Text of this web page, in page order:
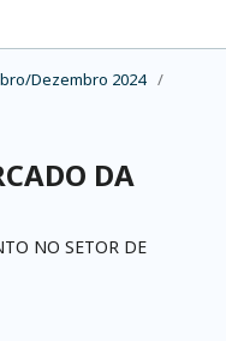
Dezembro 2024 /
DA
NO SETOR DE